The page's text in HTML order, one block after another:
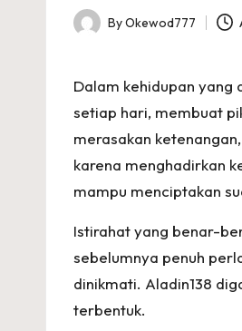
e
M
ai
n
G
a
m
e
Posted
ByOkewod777
Dalam kehidupan yang
setiap hari, membuat
merasakan
karena menghadirkan
mampu menciptakan
Istirahat yang benar-
sebelumnya penuh
dinikmati. Aladin138
terbentuk.